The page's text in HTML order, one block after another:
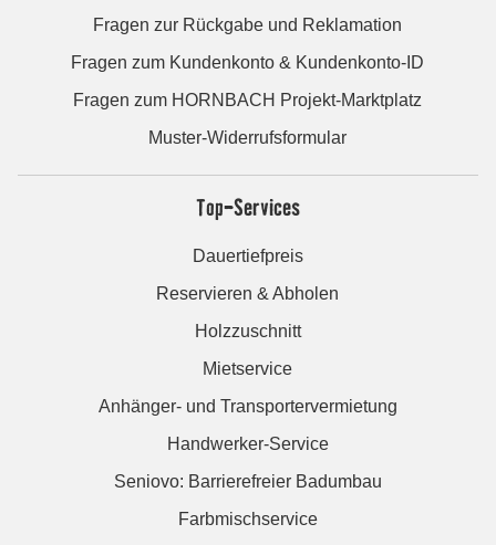
Fragen zur Rückgabe und Reklamation
Fragen zum Kundenkonto & Kundenkonto-ID
Fragen zum HORNBACH Projekt-Marktplatz
Muster-Widerrufsformular
Top-Services
Dauertiefpreis
Reservieren & Abholen
Holzzuschnitt
Mietservice
Anhänger- und Transportervermietung
Handwerker-Service
Seniovo: Barrierefreier Badumbau
Farbmischservice